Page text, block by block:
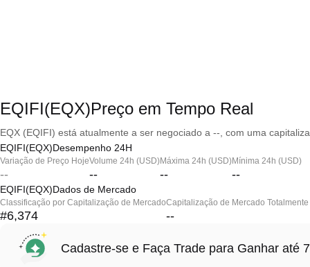
EQIFI(EQX)Preço em Tempo Real
EQX (EQIFI) está atualmente a ser negociado a --, com uma
EQIFI(EQX)Desempenho 24H
Variação de Preço Hoje
--
Volume 24h (USD)
--
Máxima 24h (USD)
--
Mínima 24h (USD)
--
EQIFI(EQX)Dados de Mercado
Classificação por Capitalização de Mercado
#6,374
Capitalização de Mercado
--
Cadastre-se e Faça Trade para Ganhar até